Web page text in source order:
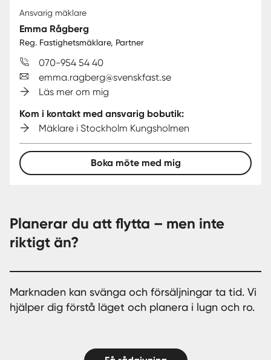
Ansvarig mäklare
Emma Rågberg
Reg. Fastighetsmäklare, Partner
070-954 54 40
emma.ragberg@svenskfast.se
Läs mer om mig
Kom i kontakt med ansvarig bobutik:
Mäklare i Stockholm Kungsholmen
Boka möte med mig
Planerar du att flytta – men inte
riktigt än?
Marknaden kan svänga och försäljningar ta tid. Vi
hjälper dig förstå läget och planera i lugn och ro.